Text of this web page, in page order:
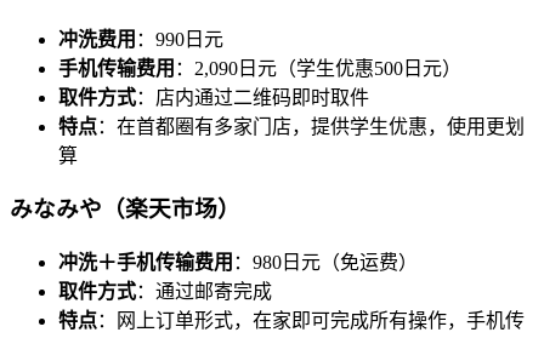
冲洗费用 ：990日元
手机传输费用 ：2,090日元（学生优惠500日元）
取件方式：店内通过二维码即时取件
特点：在首都圈有多家门店，提供学生优惠，使用更划
算
みなみや（楽天市场）
冲洗＋手机传输费用 ：980日元（免运费）
取件方式：通过邮寄完成
特点：网上订单形式，在家即可完成所有操作，手机传